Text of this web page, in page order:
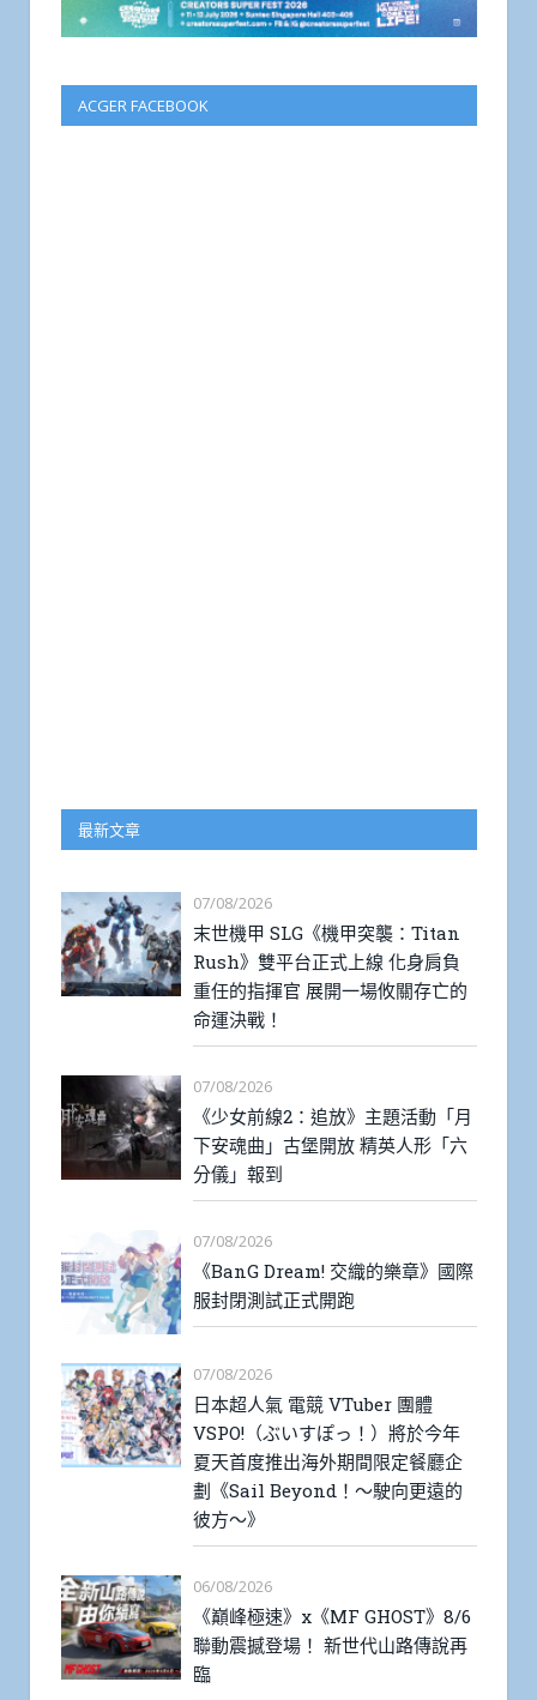
ACGER FACEBOOK
最新文章
07/08/2026
末世機甲 SLG《機甲突襲：Titan
Rush》雙平台正式上線 化身肩負
重任的指揮官 展開一場攸關存亡的
命運決戰！
07/08/2026
《少女前線2：追放》主題活動「月
下安魂曲」古堡開放 精英人形「六
分儀」報到
07/08/2026
《BanG Dream! 交織的樂章》國際
服封閉測試正式開跑
07/08/2026
日本超人氣 電競 VTuber 團體
VSPO!（ぶいすぽっ！）將於今年
夏天首度推出海外期間限定餐廳企
劃《Sail Beyond！～駛向更遠的
彼方～》
06/08/2026
《巔峰極速》x《MF GHOST》8/6
聯動震撼登場！ 新世代山路傳說再
臨